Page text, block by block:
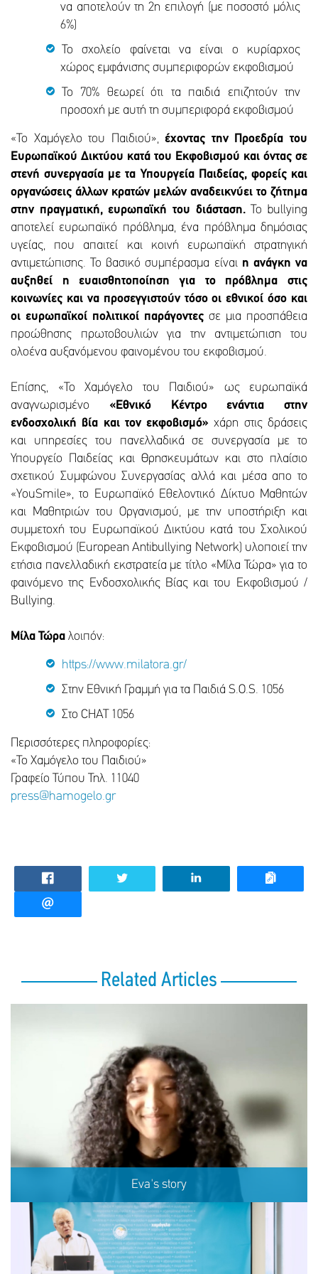
να αποτελούν τη 2η επιλογή (με ποσοστό μόλις
6%)
Το σχολείο φαίνεται να είναι ο κυρίαρχος
χώρος εμφάνισης συμπεριφορών εκφοβισμού
Το 70% θεωρεί ότι τα παιδιά επιζητούν την
προσοχή με αυτή τη συμπεριφορά εκφοβισμού
«Το Χαμόγελο του Παιδιού»,έχοντας την Προεδρία του
Ευρωπαϊκού Δικτύου κατά του Εκφοβισμού και όντας σε
στενή συνεργασία με τα Υπουργεία Παιδείας, φορείς και
οργανώσεις άλλων κρατών μελών αναδεικνύει το ζήτημα
στην πραγματική, ευρωπαϊκή του διάσταση.Το bullying
αποτελεί ευρωπαϊκό πρόβλημα, ένα πρόβλημα δημόσιας
υγείας, που απαιτεί και κοινή ευρωπαϊκή στρατηγική
αντιμετώπισης. Το βασικό συμπέρασμα είναι η ανάγκη να
αυξηθεί η ευαισθητοποίηση για το πρόβλημα στις
κοινωνίες και να προσεγγιστούν τόσο οι εθνικοί όσο και
οι ευρωπαϊκοί πολιτικοί παράγοντες σε μια προσπάθεια
προώθησης πρωτοβουλιών για την αντιμετώπιση του
ολοένα αυξανόμενου φαινομένου του εκφοβισμού.
Επίσης, «Το Χαμόγελο του Παιδιού» ως ευρωπαϊκά
αναγνωρισμένο «Εθνικό Κέντρο ενάντια στην
ενδοσχολική βία και τον εκφοβισμό» χάρη στις δράσεις
και υπηρεσίες του πανελλαδικά σε συνεργασία με το
Υπουργείο Παιδείας και Θρησκευμάτων και στο πλαίσιο
σχετικού Συμφώνου Συνεργασίας αλλά και μέσα απο το
«YouSmile», το Ευρωπαϊκό Εθελοντικό Δίκτυο Μαθητών
και Μαθητριών του Οργανισμού, με την υποστήριξη και
συμμετοχή του Ευρωπαϊκού Δικτύου κατά του Σχολικού
Εκφοβισμού (European Antibullying Network) υλοποιεί την
ετήσια πανελλαδική εκστρατεία με τίτλο «Μίλα Τώρα» για το
φαινόμενο της Ενδοσχολικής Βίας και του Εκφοβισμού /
Bullying.
Μίλα Τώρα λοιπόν:
https://www.milatora.gr/
Στην Εθνική Γραμμή για τα Παιδιά S.O.S. 1056
Στο CHAT 1056
Περισσότερες πληροφορίες:
«Το Χαμόγελο του Παιδιού»
Γραφείο Τύπου Τηλ. 11040
press@hamogelo.gr
Related Articles
Eva's story